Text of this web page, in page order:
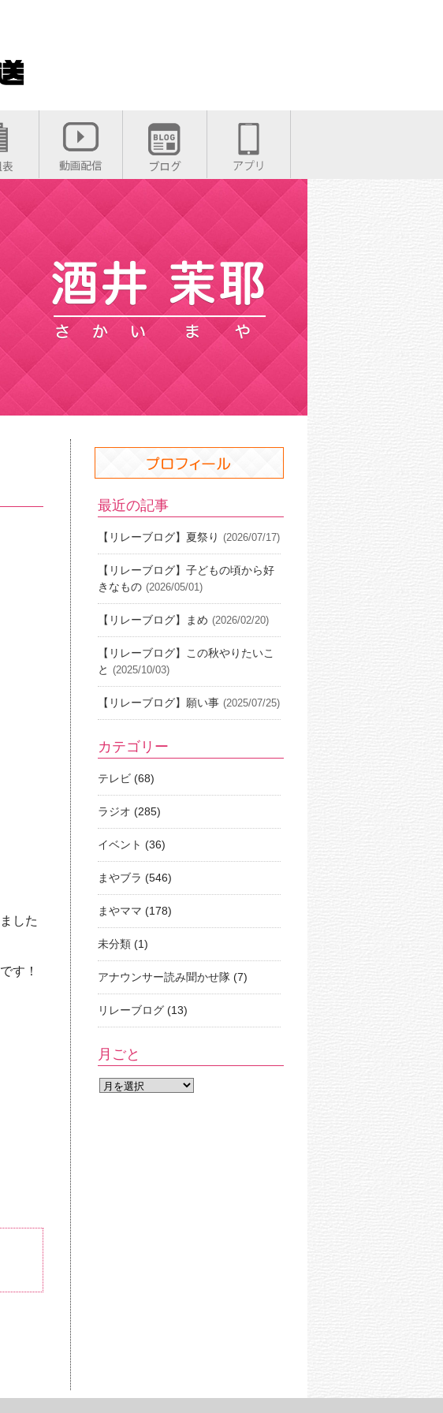
した
す！
最近の記事
【リレーブログ】夏祭り (2026/07/17)
【リレーブログ】子どもの頃から好
きなもの (2026/05/01)
【リレーブログ】まめ (2026/02/20)
【リレーブログ】この秋やりたいこ
と (2025/10/03)
【リレーブログ】願い事 (2025/07/25)
カテゴリー
テレビ (68)
ラジオ (285)
イベント (36)
まやブラ (546)
まやママ (178)
未分類 (1)
アナウンサー読み聞かせ隊 (7)
リレーブログ (13)
月ごと